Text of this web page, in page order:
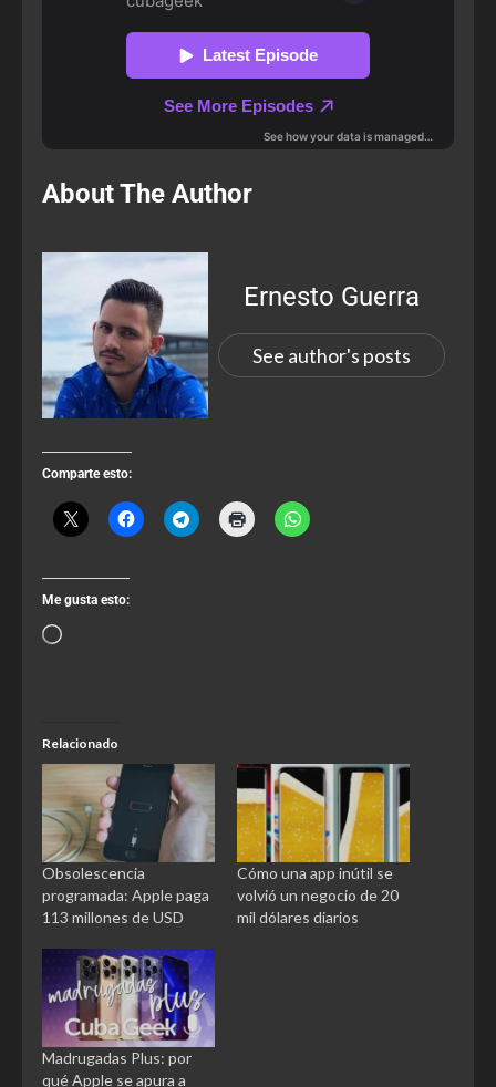
About The Author
Ernesto Guerra
See author's posts
Comparte esto:
Me gusta esto:
Relacionado
Obsolescencia
programada: Apple paga
113 millones de USD
Cómo una app inútil se
volvió un negocio de 20
mil dólares diarios
Madrugadas Plus: por
qué Apple se apura a